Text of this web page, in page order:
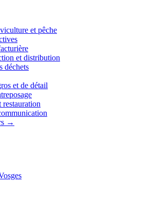
et pêche
et distribution
déchets
et de détail
restauration
→